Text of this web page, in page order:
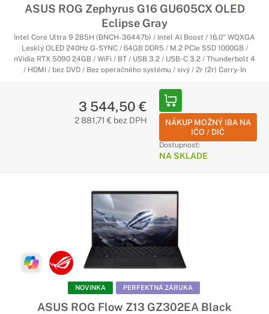
ASUS ROG Zephyrus G16 GU605CX OLED
Eclipse Gray
Intel Core Ultra 9 285H (BNCH-36447b) / Intel AI Boost / 16,0" WQXGA
Lesklý OLED 240Hz G-SYNC / 64GB DDR5 / M.2 PCIe SSD 1000GB /
nVidia RTX 5090 24GB / WiFi / BT / USB 3.2 / USB-C 3.2 / Thunderbolt 4
/ HDMI / bez DVD / Bez operačného systému / sivý / 2r (2r) Carry-In
3 544,50 €
2 881,71 € bez DPH
NÁKUP MOŽNÝ IBA NA
IČO / DIČ
Dostupnosť:
NA SKLADE
NOVINKA PERFEKTNÁ ZÁRUKA
ASUS ROG Flow Z13 GZ302EA Black